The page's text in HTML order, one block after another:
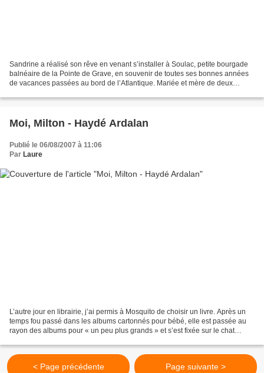
Sandrine a réalisé son rêve en venant s’installer à Soulac, petite bourgade
balnéaire de la Pointe de Grave, en souvenir de toutes ses bonnes années
de vacances passées au bord de l’Atlantique. Mariée et mère de deux
Moi, Milton - Haydé Ardalan
Publié le 06/08/2007 à 11:06
Par Laure
L’autre jour en librairie, j’ai permis à Mosquito de choisir un livre. Après un
temps fou passé dans les albums cartonnés pour bébé, elle est passée au
rayon des albums pour « un peu plus grands » et s’est fixée sur le chat
< Page précédente Page suivante >